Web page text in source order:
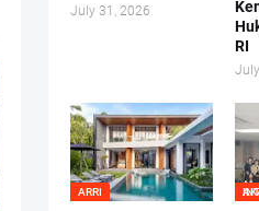
July 31, 2026
RI
ARRI